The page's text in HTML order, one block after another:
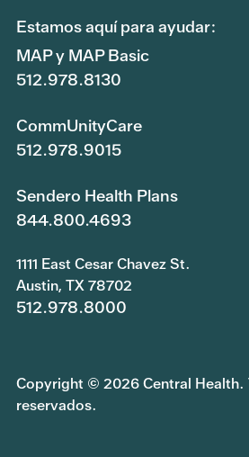
Estamos aquí para ayudar:
MAP y MAP Basic
512.978.8130
CommUnityCare
512.978.9015
Sendero Health Plans
844.800.4693
1111 East Cesar Chavez St.
Austin, TX 78702
512.978.8000
Copyright © 2026 Central Health.
reservados.